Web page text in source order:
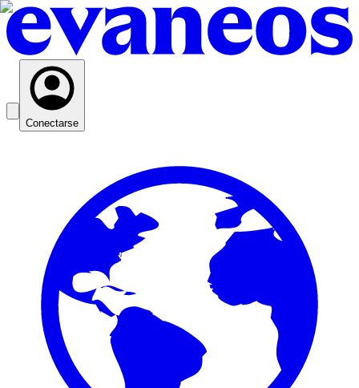
Conectarse